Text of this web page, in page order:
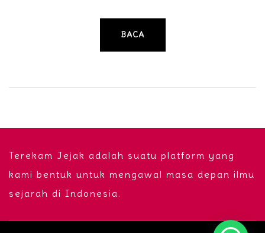
BACA
Terekam Jejak adalah suatu platform yang
kami bentuk untuk mengawal masa depan ilmu
sejarah di Indonesia.